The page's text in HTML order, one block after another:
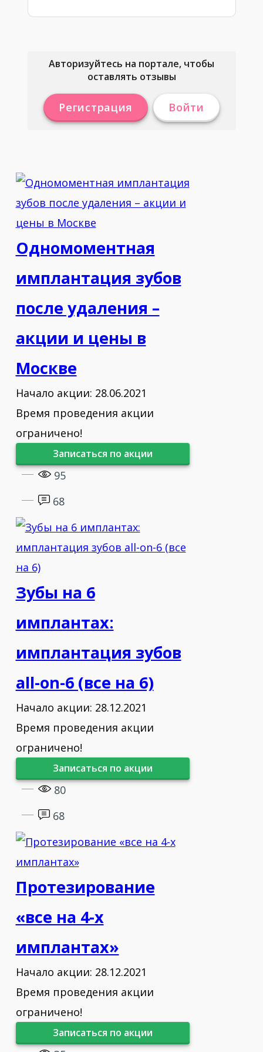
Авторизуйтесь на портале, чтобы
оставлять отзывы
Регистрация Войти
Одномоментная
имплантация зубов
после удаления –
акции и цены в
Москве
Начало акции: 28.06.2021
Время проведения акции
ограничено!
Записаться по акции
95
68
Зубы на 6
имплантах:
имплантация зубов
all-on-6 (все на 6)
Начало акции: 28.12.2021
Время проведения акции
ограничено!
Записаться по акции
80
68
Протезирование
«все на 4-х
имплантах»
Начало акции: 28.12.2021
Время проведения акции
ограничено!
Записаться по акции